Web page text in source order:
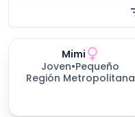
Mimi
Joven•Pequeño
Región Metropolitana